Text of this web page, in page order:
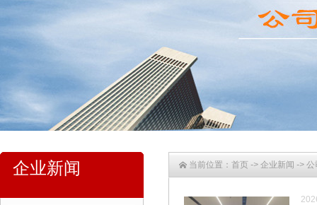
企业新闻 当前位置： 首页 -> 企业新闻 -> 公